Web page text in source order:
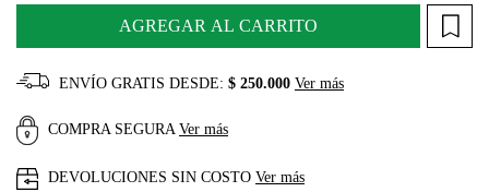
AGREGAR AL CARRITO
ENVÍO GRATIS DESDE: $ 250.000 Ver más
COMPRA SEGURA Ver más
DEVOLUCIONES SIN COSTO Ver más